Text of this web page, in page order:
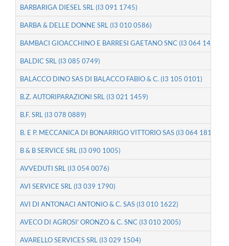
BARBARIGA DIESEL SRL (I3 091 1745)
BARBA & DELLE DONNE SRL (I3 010 0586)
BAMBACI GIOACCHINO E BARRESI GAETANO SNC (I3 064 1492)
BALDIC SRL (I3 085 0749)
BALACCO DINO SAS DI BALACCO FABIO & C. (I3 105 0101)
B.Z. AUTORIPARAZIONI SRL (I3 021 1459)
B.F. SRL (I3 078 0889)
B. E P. MECCANICA DI BONARRIGO VITTORIO SAS (I3 064 1813)
B & B SERVICE SRL (I3 090 1005)
AVVEDUTI SRL (I3 054 0076)
AVI SERVICE SRL (I3 039 1790)
AVI DI ANTONACI ANTONIO & C. SAS (I3 010 1622)
AVECO DI AGROSI' ORONZO & C. SNC (I3 010 2005)
AVARELLO SERVICES SRL (I3 029 1504)